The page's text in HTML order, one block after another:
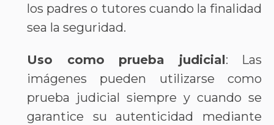
los padres o tutores cuando la finalidad
sea la seguridad.
Uso como prueba judicial: Las
imágenes pueden utilizarse como
prueba judicial siempre y cuando se
garantice su autenticidad mediante